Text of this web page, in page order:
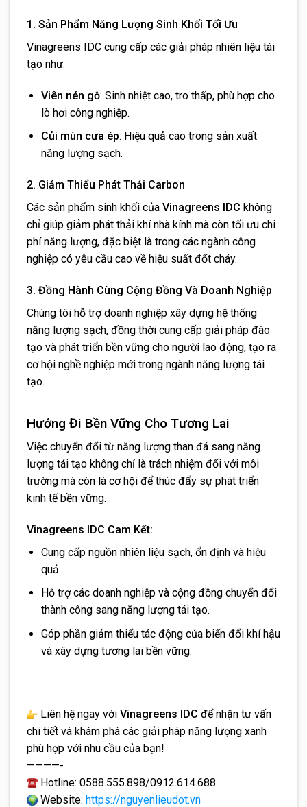
1. Sản Phẩm Năng Lượng Sinh Khối Tối Ưu
Vinagreens IDC cung cấp các giải pháp nhiên liệu tái
tạo như:
Viên nén gỗ: Sinh nhiệt cao, tro thấp, phù hợp cho
lò hơi công nghiệp.
Củi mùn cưa ép: Hiệu quả cao trong sản xuất
năng lượng sạch.
2. Giảm Thiểu Phát Thải Carbon
Các sản phẩm sinh khối của Vinagreens IDC không
chỉ giúp giảm phát thải khí nhà kính mà còn tối ưu chi
phí năng lượng, đặc biệt là trong các ngành công
nghiệp có yêu cầu cao về hiệu suất đốt cháy.
3. Đồng Hành Cùng Cộng Đồng Và Doanh Nghiệp
Chúng tôi hỗ trợ doanh nghiệp xây dựng hệ thống
năng lượng sạch, đồng thời cung cấp giải pháp đào
tạo và phát triển bền vững cho người lao động, tạo ra
cơ hội nghề nghiệp mới trong ngành năng lượng tái
tạo.
Hướng Đi Bền Vững Cho Tương Lai
Việc chuyển đổi từ năng lượng than đá sang năng
lượng tái tạo không chỉ là trách nhiệm đối với môi
trường mà còn là cơ hội để thúc đẩy sự phát triển
kinh tế bền vững.
Vinagreens IDC Cam Kết:
Cung cấp nguồn nhiên liệu sạch, ổn định và hiệu
quả.
Hỗ trợ các doanh nghiệp và cộng đồng chuyển đổi
thành công sang năng lượng tái tạo.
Góp phần giảm thiểu tác động của biến đổi khí hậu
và xây dựng tương lai bền vững.
Liên hệ ngay với Vinagreens IDC để nhận tư vấn
chi tiết và khám phá các giải pháp năng lượng xanh
phù hợp với nhu cầu của bạn!
————-
Hotline: 0588.555.898/0912.614.688
Website: https://nguyenlieudot.vn